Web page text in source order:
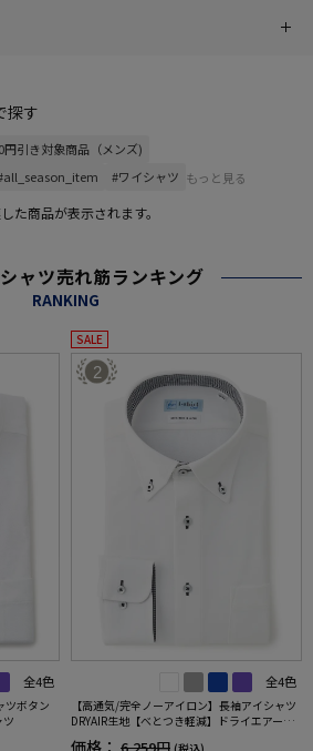
探す
引き対象商品（メンズ)
#ワイシャツ もっと見る
た商品が表示されます。
ャツ売れ筋ランキング
RANKING
全4色
ツボタン
SALE
2
全4色
【高通気/完全ノーアイロン】長袖アイシャツ
DRYAIR生地【べとつき軽減】ドライエアー刺
し子調ボタンダウン別布織柄無地形態安定ス